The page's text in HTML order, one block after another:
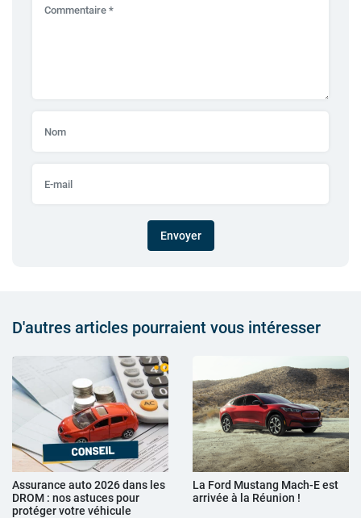
Envoyer
D'autres articles pourraient vous intéresser
Assurance auto 2026 dans les
DROM : nos astuces pour
protéger votre véhicule
La Ford Mustang Mach-E est
arrivée à la Réunion !